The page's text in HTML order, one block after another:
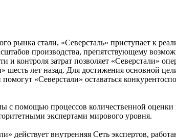
стали, «Северсталь» приступает к
производства, препятствующему
и контроля затрат позволяет «Северстали»
шесть лет назад. Для достижения основной
«Северстали» оставаться
с помощью процессов количественной
экспертами мирового уровня.
действует внутренняя Сеть экспертов,